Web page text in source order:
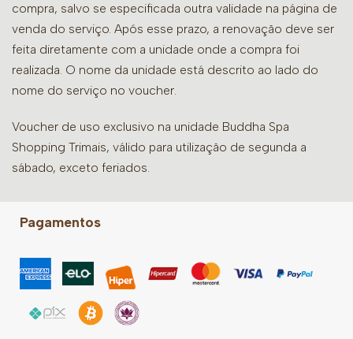
compra, salvo se especificada outra validade na página de
venda do serviço. Após esse prazo, a renovação deve ser
feita diretamente com a unidade onde a compra foi
realizada. O nome da unidade está descrito ao lado do
nome do serviço no voucher.
Voucher de uso exclusivo na unidade Buddha Spa
Shopping Trimais, válido para utilização de segunda a
sábado, exceto feriados.
Pagamentos